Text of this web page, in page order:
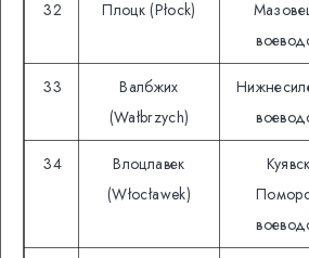
32 Плоцк (Płock)
33
Валбжих
(Wałbrzych)
34
Влоцлавек
(Włocławek)